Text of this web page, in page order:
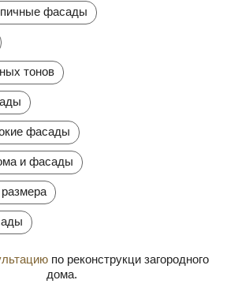
фасады
тонов
фасады
и фасады
по реконструкци загородного
дома.